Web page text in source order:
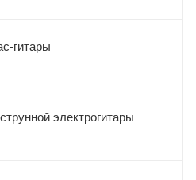
гитары
электрогитары